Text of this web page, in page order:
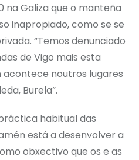
na Galiza que o manteña
inapropiado, como se se
“Temos denunciado
de Vigo mais esta
noutros lugares
Burela”.
habitual das
está a desenvolver a
obxectivo que os e as